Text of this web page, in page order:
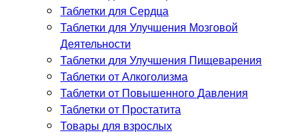
Таблетки для Сердца
Таблетки для Улучшения Мозговой
Деятельности
Таблетки для Улучшения Пищеварения
Таблетки от Алкоголизма
Таблетки от Повышенного Давления
Таблетки от Простатита
Товары для взрослых